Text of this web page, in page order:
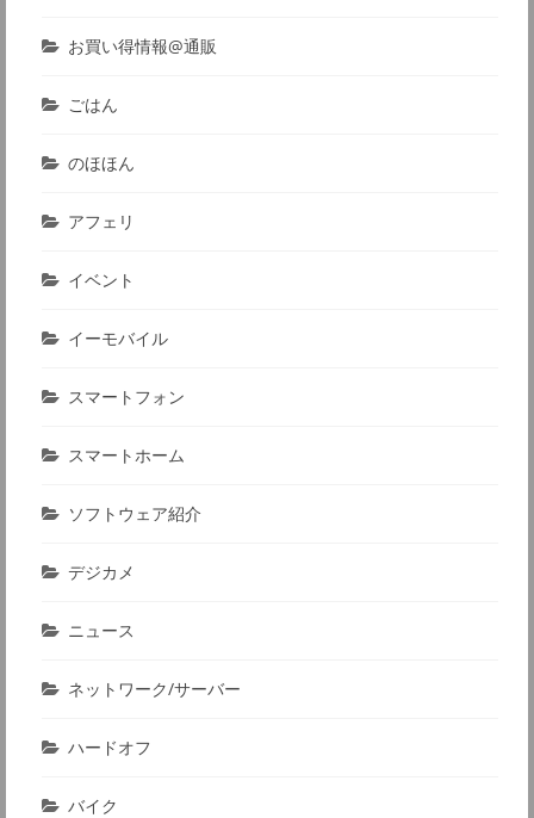
お買い得情報@通販
ごはん
のほほん
アフェリ
イベント
イーモバイル
スマートフォン
スマートホーム
ソフトウェア紹介
デジカメ
ニュース
ネットワーク/サーバー
ハードオフ
バイク